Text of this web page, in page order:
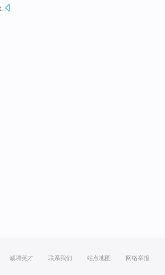
诚聘英才 联系我们 站点地图 网络举报